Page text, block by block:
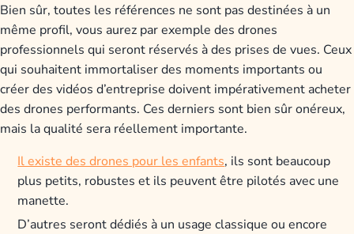
Bien sûr, toutes les références ne sont pas destinées à un
même profil, vous aurez par exemple des drones
professionnels qui seront réservés à des prises de vues. Ceux
qui souhaitent immortaliser des moments importants ou
créer des vidéos d’entreprise doivent impérativement acheter
des drones performants. Ces derniers sont bien sûr onéreux,
mais la qualité sera réellement importante.
Il existe des drones pour les enfants, ils sont beaucoup
plus petits, robustes et ils peuvent être pilotés avec une
manette.
D’autres seront dédiés à un usage classique ou encore